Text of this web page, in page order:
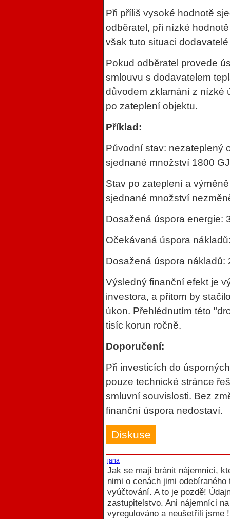
Při příliš vysoké hodnotě
odběratel, při nízké
však tuto situaci
Pokud odběratel provede
smlouvu s dodavatelem
důvodem zklamání z nízké
po zateplení objektu.
Příklad:
Původní stav: nezateplený
sjednané množství 1800
Stav po zateplení a
sjednané množství
Dosažená úspora energie:
Očekávaná úspora
Dosažená úspora nákladů:
Výsledný finanční efekt je
investora, a přitom by
úkon. Přehlédnutím této
tisíc korun ročně.
Doporučení:
Při investicích do
pouze technické stránce
smluvní souvislosti. Bez
finanční úspora nedostaví.
Diskuse
jana
Jak se mají bránit nájemníci,
nimi o cenách jimi
vyúčtování. A to je pozdě!
zastupitelstvo. Ani nájemníci
vyregulováno a neušetřili jsme